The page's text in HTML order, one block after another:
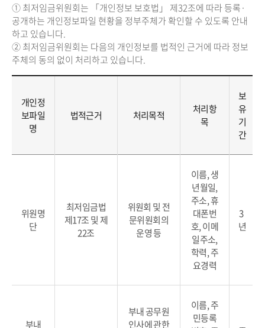
① 최저임금위원회는 「개인정보 보호법」 제32조에 따라 등록·
공개하는 개인정보파일 현황을 정부주체가 확인할 수 있도록 안내
하고 있습니다.
② 최저임금위원회는 다음의 개인정보를 법적인 근거에 따라 정보
주체의 동의 없이 처리하고 있습니다.
개인정
보파일
명
법적근거 처리목적
처리항
목
보
유
기
간
위원명
단
최저임금법
제17조 및 제
22조
위원회 및 전
문위원회의
운영 등
이름, 생
년월일,
주소, 휴
대폰번
호, 이메
일주소,
학력, 주
요경력
3
년
부내
부내 공무원
인사에 관한
이름, 주
민등록